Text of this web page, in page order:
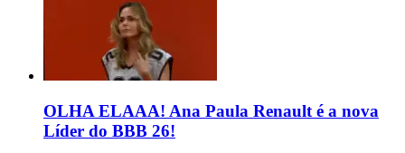
OLHA ELAAA! Ana Paula Renault é a nova
Líder do BBB 26!